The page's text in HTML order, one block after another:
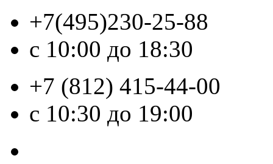
+7(495)230-25-88
с 10:00 до 18:30
+7 (812) 415-44-00
с 10:30 до 19:00